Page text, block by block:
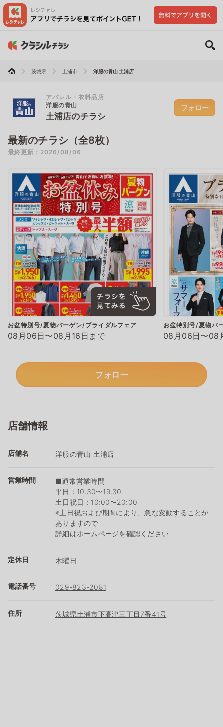
茨城県 土浦市 洋服の青山 土浦店
アパレル・衣料品店
洋服の青山
土浦店のチラシ
フォロー
最新のチラシ（全8枚）
最終更新：2026/08/06
お盆特別号/夏物バーゲン/ブライダルフェア
08月06日〜08月16日まで
お盆特別号/夏物バ
08月06日〜08
フォロー
店舗情報
店舗名 洋服の青山 土浦店
営業時間
■通常営業時間
平日：10:30〜19:30
土日祝日：10:00〜20:00
※土日祝および期間により、急な変動することが
ありますので
詳細はホームページを確認ください
定休日 木曜日
電話番号 029-823-2081
住所 茨城県土浦市下高津三丁目7番41号